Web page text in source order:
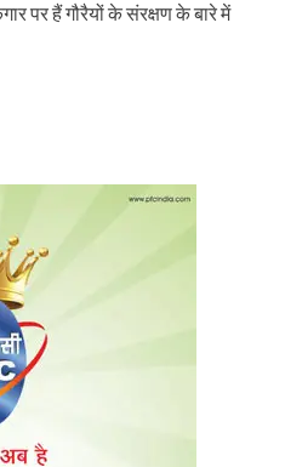
पर हैं गौरैयों के संरक्षण के बारे में